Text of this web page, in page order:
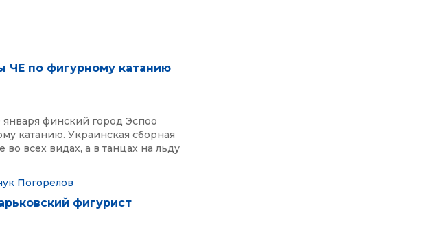
ЧЕ по фигурному катанию
финский город Эспоо
катанию. Украинская сборная
всех видах, а в танцах на льду
Погорелов
фигурист